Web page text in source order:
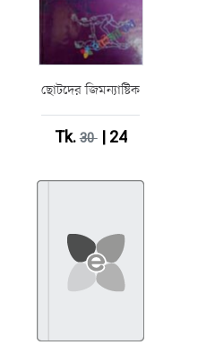
ছোটদের জিমন্যাষ্টিক
Tk.30| 24